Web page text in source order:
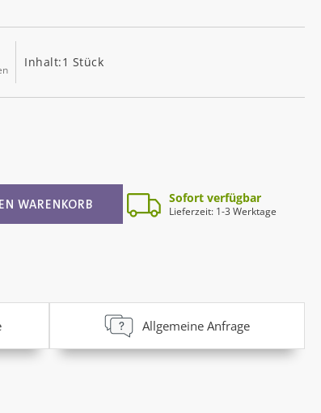
Inhalt:1 Stück
gewünschten Wert ein oder
WARENKORB Sofort verfügbar
Lieferzeit: 1-3 Werktage
Allgemeine Anfrage